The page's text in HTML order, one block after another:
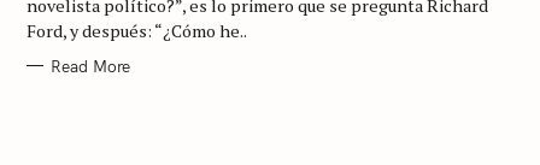
I
E
novelista político?”, es lo primero que se pregunta Richard
Ford, y después: “¿Cómo he..
Read More
o
r
: